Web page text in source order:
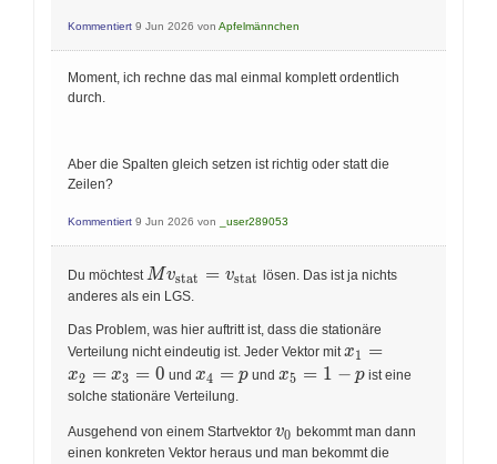
Kommentiert 9 Jun 2026 von Apfelmännchen
Moment, ich rechne das mal einmal komplett ordentlich
durch.
Aber die Spalten gleich setzen ist richtig oder statt die
Zeilen?
Kommentiert 9 Jun 2026 von _user289053
Du möchtest Mv_{\text{stat}}=v_{\text{stat}}
Mvstat = vstat
lösen. Das ist ja nichts
anderes als ein LGS.
Das Problem, was hier auftritt ist, dass die stationäre
Verteilung nicht eindeutig ist. Jeder Vektor mit x_1=x_2=x_3=0
x1 =
x2 = x3 = 0 und x_4=p
x4 = p undx_5=1-
x5 = 1 − p ist eine
solche stationäre Verteilung.
Ausgehend von einem Startvektor v_0
v0 bekommt man dann
einen konkreten Vektor heraus und man bekommt die